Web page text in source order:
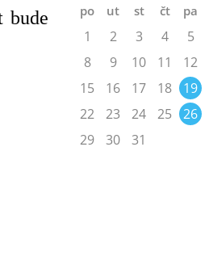
bude po ut st čt pa
1 2 3 4 5
8
9 10 11 12
15
16 17 18 19
22
23 24 25 26
29
30 31